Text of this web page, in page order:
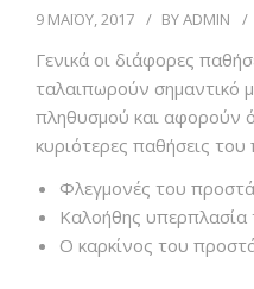
ΒΙΝΤΕΟ
ΕΠΙΚΟΙΝΩΝΙΑ
9 ΜΑΪΟΥ, 2017 BYADMIN
Γενικά οι διάφορες
ταλαιπωρούν σημαντικό
πληθυσμού και αφορούν
κυριότερες παθήσεις του
Φλεγμονές του
Καλοήθης
Ο καρκίνος του